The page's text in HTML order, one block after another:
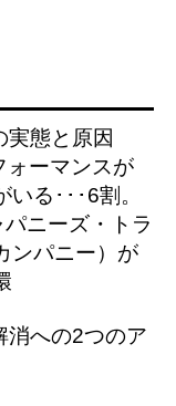
実態と原因
ーマンスが
いる･･･6割。
ニーズ・トラ
ンパニー）が
消への2つのア